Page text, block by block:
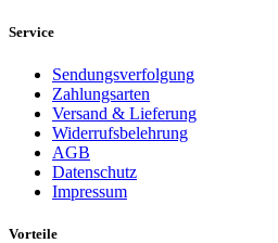
Service
Sendungsverfolgung
Zahlungsarten
Versand & Lieferung
Widerrufsbelehrung
AGB
Datenschutz
Impressum
Vorteile